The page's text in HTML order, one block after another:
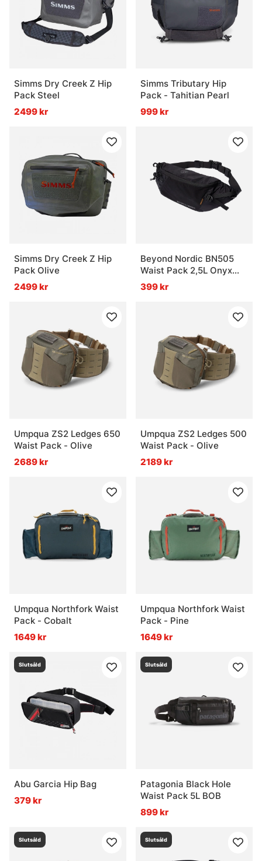
Simms Dry Creek Z Hip
Pack Steel
2499 kr
Simms Tributary Hip
Pack - Tahitian Pearl
999 kr
Simms Dry Creek Z Hip
Pack Olive
2499 kr
Beyond Nordic BN505
Waist Pack 2,5L Onyx
Black
399 kr
Umpqua ZS2 Ledges 650
Waist Pack - Olive
2689 kr
Umpqua ZS2 Ledges 500
Waist Pack - Olive
2189 kr
Umpqua Northfork Waist
Pack - Cobalt
1649 kr
Umpqua Northfork Waist
Pack - Pine
1649 kr
Slutsåld
Abu Garcia Hip Bag
379 kr
Slutsåld
Patagonia Black Hole
Waist Pack 5L BOB
899 kr
Slutsåld Slutsåld